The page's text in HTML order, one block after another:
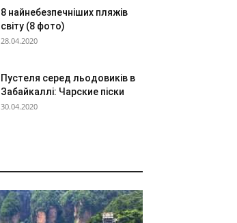
8 найнебезпечніших пляжів
світу (8 фото)
28.04.2020
Пустеля серед льодовиків в
Забайкаллі: Чарские піски
30.04.2020